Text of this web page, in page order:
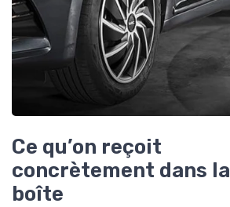
Ce qu’on reçoit
concrètement dans la
boîte